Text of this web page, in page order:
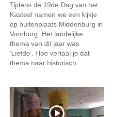
Tijdens de 19de Dag van het
Kasteel namen we een kijkje
op buitenplaats Middenburg in
Voorburg. Het landelijke
thema van dit jaar was
‘Liefde’. Hoe vertaal je dat
thema naar historisch...